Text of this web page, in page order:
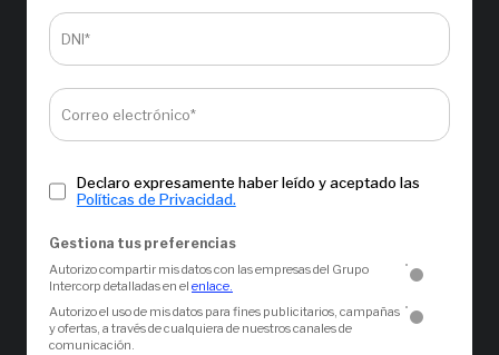
DNI*
Correo electrónico*
Declaro expresamente haber leído y aceptado las
Políticas de Privacidad.
Gestiona tus preferencias
Autorizo compartir mis datos con las empresas del Grupo
Intercorp detalladas en el enlace.
Autorizo el uso de mis datos para fines publicitarios, campañas
y ofertas, a través de cualquiera de nuestros canales de
comunicación.